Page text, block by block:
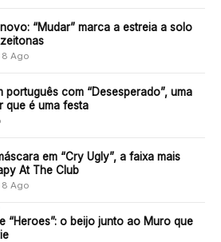
“Mudar” marca a estreia a solo
8 Ago
português com “Desesperado”, uma
que é uma festa
em “Cry Ugly”, a faixa mais
At The Club
8 Ago
“Heroes”: o beijo junto ao Muro que